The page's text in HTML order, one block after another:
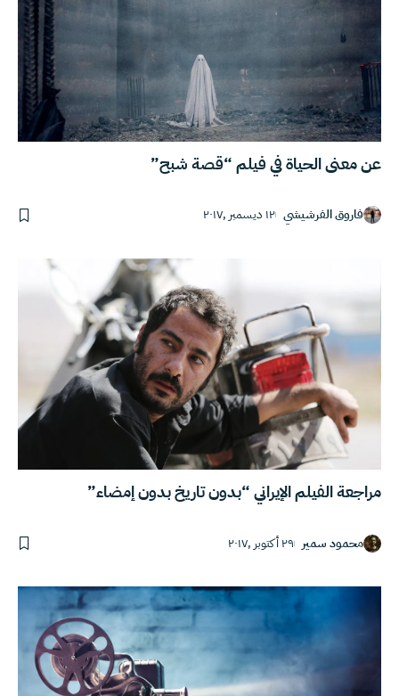
عن معنى الحياة في فيلم “قصة شبح”
فاروق الفرشيشي ١٢ ديسمبر ,٢٠١٧
مراجعة الفيلم الإيراني “بدون تاريخ بدون إمضاء”
محمود سمير ٢٩ أكتوبر ,٢٠١٧